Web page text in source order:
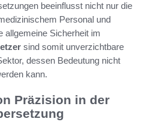
beeinflusst nicht nur die
Personal und
allgemeine Sicherheit im
sind somit unverzichtbare
dessen Bedeutung nicht
kann.
Präzision in der